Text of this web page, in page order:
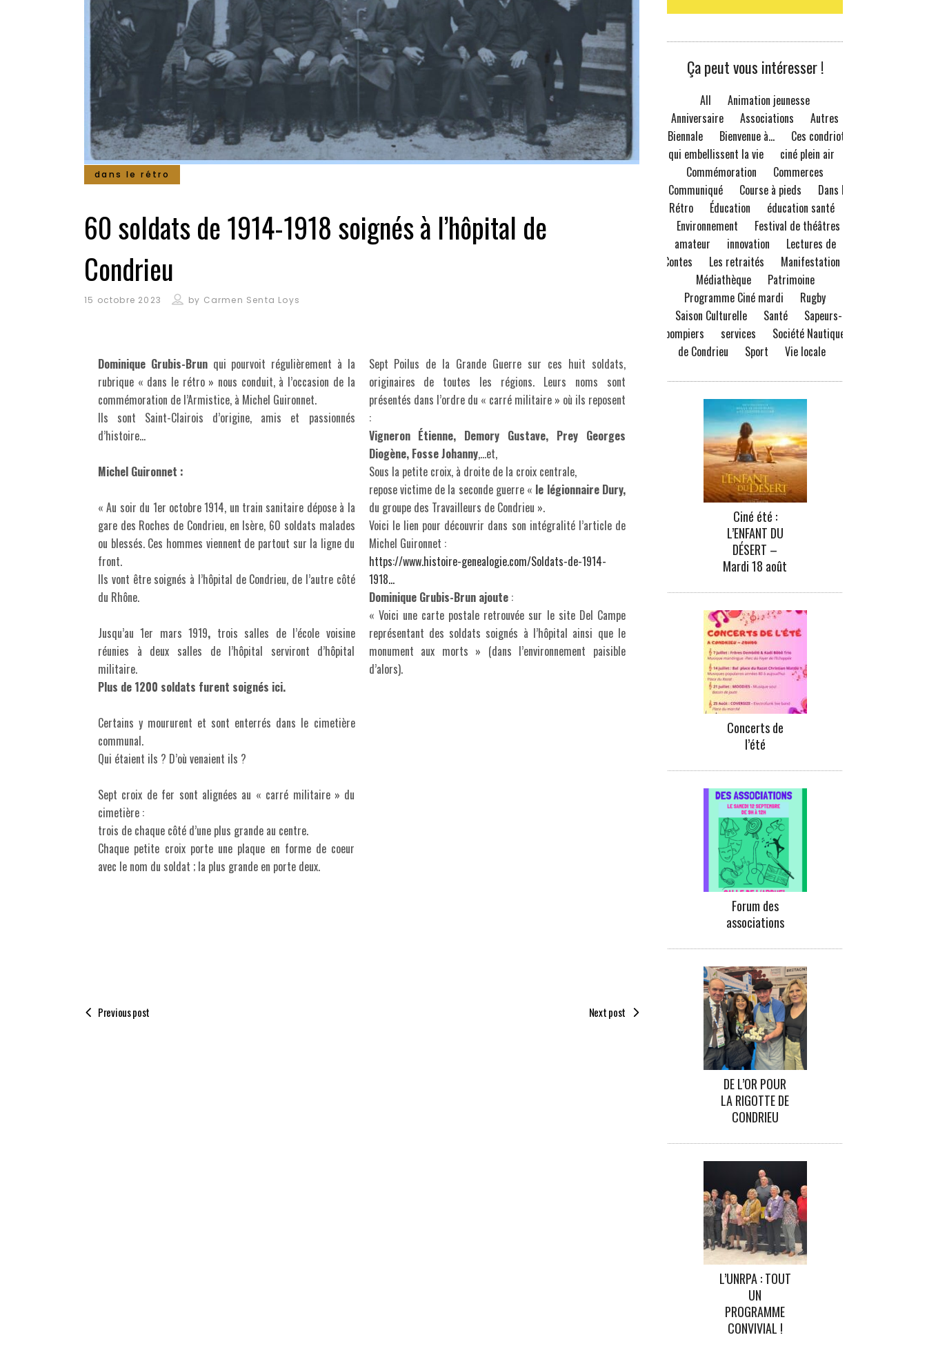
Biennale de sculpture
internationale Rives du
Rhône
dans le rétro
60 soldats de 1914-1918 soignés à l’hôpital de
Condrieu
15 octobre 2023 by Carmen Senta Loys
Dominique Grubis-Brunqui pourvoit régulièrement à la
rubrique « dans le rétro » nous conduit, à l’occasion de la
commémoration de l’Armistice, à Michel Guironnet.
Ils sont Saint-Clairois d’origine, amis et passionnés
d’histoire…
Michel Guironnet :
« Au soir du 1er octobre 1914, un train sanitaire dépose à la
gare des Roches de Condrieu, en Isère, 60 soldats malades
ou blessés. Ces hommes viennent de partout sur la ligne du
front.
Ils vont être soignés à l’hôpital de Condrieu, de l’autre côté
du Rhône.
Jusqu’au 1er mars 1919, trois salles de l’école voisine
réunies à deux salles de l’hôpital serviront d’hôpital
militaire.
Plus de 1200 soldats furent soignés ici.
Certains y moururent et sont enterrés dans le cimetière
communal.
Qui étaient ils ? D’où venaient ils ?
Sept croix de fer sont alignées au « carré militaire » du
cimetière :
trois de chaque côté d’une plus grande au centre.
Chaque petite croix porte une plaque en forme de coeur
avec le nom du soldat ; la plus grande en porte deux.
Sept Poilus de la Grande Guerre sur ces huit soldats,
originaires de toutes les régions. Leurs noms sont
présentés dans l’ordre du « carré militaire » où ils reposent
:
Vigneron Étienne, Demory Gustave, Prey Georges
Diogène, Fosse Johanny,…et,
Sous la petite croix, à droite de la croix centrale,
repose victime de la seconde guerre « le légionnaire Dury,
du groupe des Travailleurs de Condrieu ».
Voici le lien pour découvrir dans son intégralité l’article de
Michel Guironnet :
https://www.histoire-genealogie.com/Soldats-de-1914-
1918…
Dominique Grubis-Brun ajoute:
« Voici une carte postale retrouvée sur le site Del Campe
représentant des soldats soignés à l’hôpital ainsi que le
monument aux morts » (dans l’environnement paisible
d’alors).
Previous post Next post
Ça peut vous intéresser !
All
Animation jeunesse
Anniversaire
Associations
Autres
Biennale
Bienvenue à...
Ces condriots
qui embellissent la vie
ciné plein air
Commémoration
Commerces
Communiqué
Course à pieds
Dans le
Rétro
Éducation
éducation santé
Environnement
Festival de théâtres
amateur
innovation
Lectures de
Contes
Les retraités
Manifestation
Médiathèque
Patrimoine
Programme Ciné mardi
Rugby
Saison Culturelle
Santé
Sapeurs-
pompiers
services
Société Nautique
de Condrieu
Sport Vie locale
Ciné été :
L’ENFANT DU
DÉSERT –
Mardi 18 août
Concerts de
l’été
Forum des
associations
DE L’OR POUR
LA RIGOTTE DE
CONDRIEU
L’UNRPA : TOUT
UN
PROGRAMME
CONVIVIAL !